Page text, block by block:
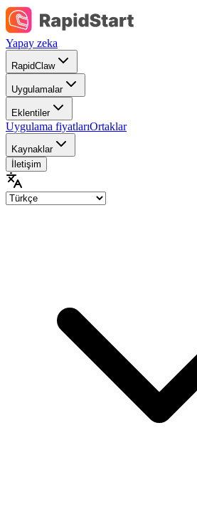
Yapay zeka
RapidClaw
Uygulamalar
Eklentiler
Uygulama fiyatlarıOrtaklar
Kaynaklar
İletişim